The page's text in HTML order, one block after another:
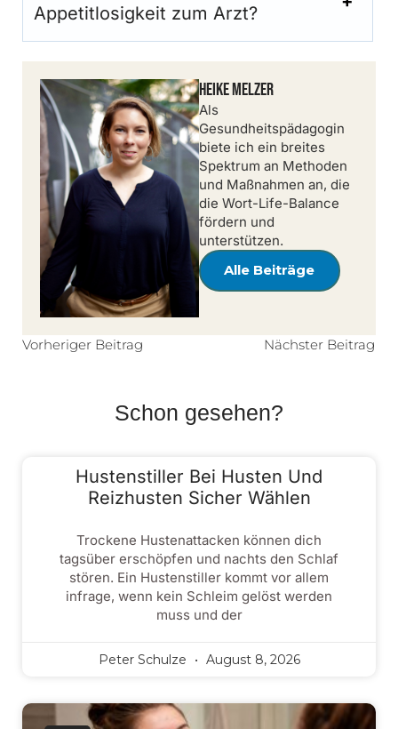
Appetitlosigkeit zum Arzt?
Heike Melzer
Als
Gesundheitspädagogin
biete ich ein breites
Spektrum an Methoden
und Maßnahmen an, die
die Wort-Life-Balance
fördern und
unterstützen.
Alle Beiträge
Vorheriger Beitrag Nächster Beitrag
Schon gesehen?
Hustenstiller Bei Husten Und
Reizhusten Sicher Wählen
Trockene Hustenattacken können dich
tagsüber erschöpfen und nachts den Schlaf
stören. Ein Hustenstiller kommt vor allem
infrage, wenn kein Schleim gelöst werden
muss und der
Peter Schulze August 8, 2026